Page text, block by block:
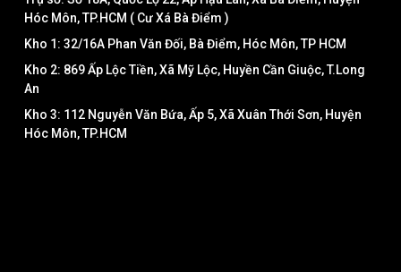
Hóc Môn, TP.HCM ( Cư Xá Bà Điểm )
Kho 1: 32/16A Phan Văn Đối, Bà Điểm, Hóc Môn, TP HCM
Kho 2: 869 Ấp Lộc Tiền, Xã Mỹ Lộc, Huyền Cần Giuộc, T.Long
An
Kho 3: 112 Nguyễn Văn Bứa, Ấp 5, Xã Xuân Thới Sơn, Huyện
Hóc Môn, TP.HCM